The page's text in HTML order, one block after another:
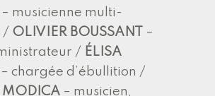
– musicienne multi-
/ OLIVIER BOUSSANT
–
/ ÉLISA
– chargée d’ébullition /
MODICA – musicien,